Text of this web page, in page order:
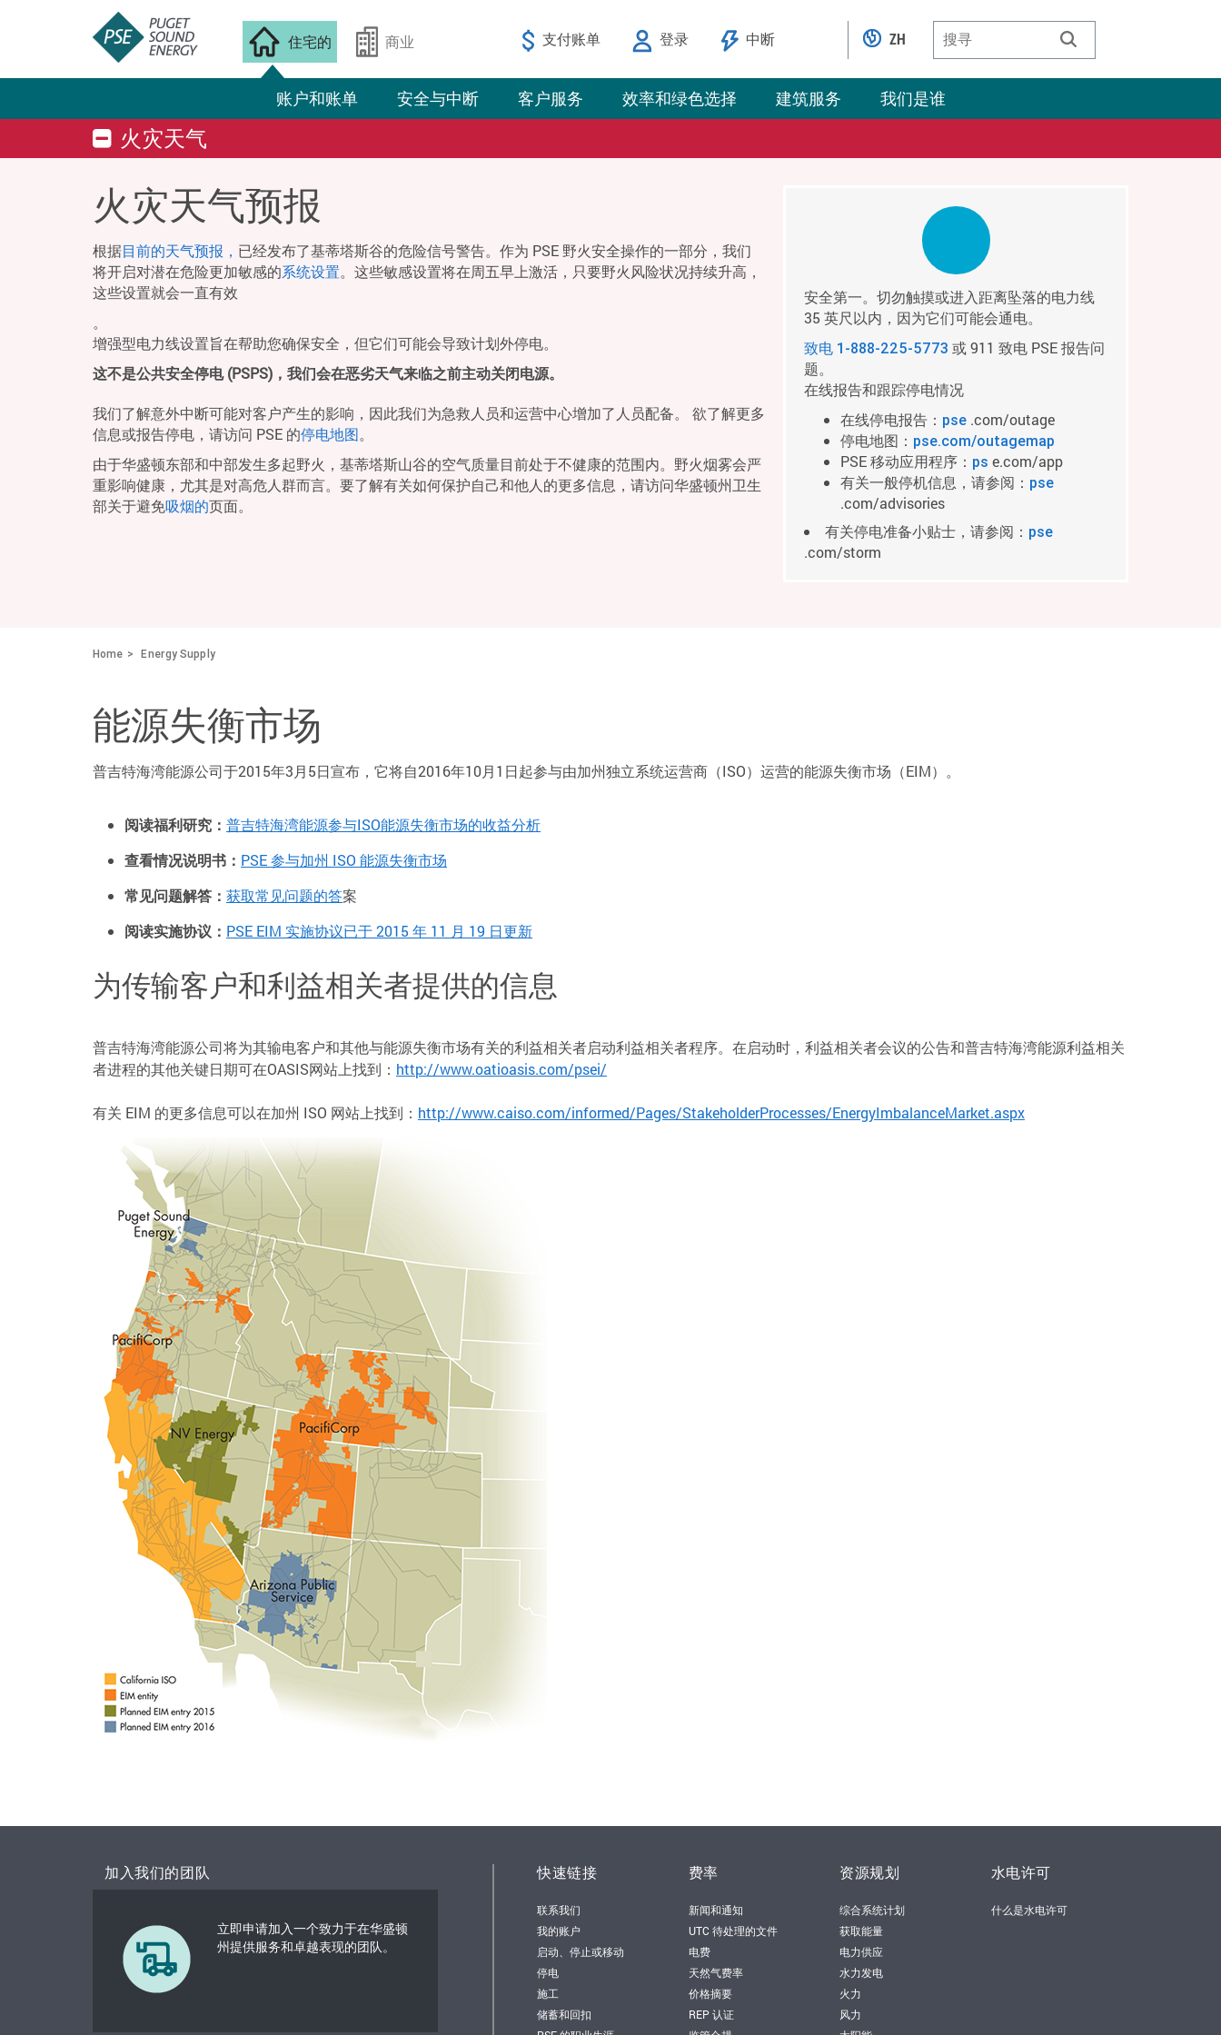
住宅的
账户和账单 安全与中断 客户服务 效率和绿色选择 建筑服务 我们是谁
商业 支付账单 登录 中断 ZH
火灾天气
火灾天气预报
根据目前的天气预报， 已经发布了基蒂塔斯谷的危险信号警告。作为 PSE 野火安全操作的一部分，我们
将开启对潜在危险更加敏感的系统设置。这些敏感设置将在周五早上激活，只要野火风险状况持续升高，
这些设置就会一直有效
。
增强型电力线设置旨在帮助您确保安全，但它们可能会导致计划外停电。
这不是公共安全停电 (PSPS)，我们会在恶劣天气来临之前主动关闭电源。
我们了解意外中断可能对客户产生的影响，因此我们为急救人员和运营中心增加了人员配备。 欲了解更多
信息或报告停电，请访问 PSE 的停电地图。
由于华盛顿东部和中部发生多起野火，基蒂塔斯山谷的空气质量目前处于不健康的范围内。野火烟雾会严
重影响健康，尤其是对高危人群而言。要了解有关如何保护自己和他人的更多信息，请访问华盛顿州卫生
部关于避免吸烟的页面。
安全第一。切勿触摸或进入距离坠落的电力线
35 英尺以内，因为它们可能会通电。
致电 1-888-225-5773 或 911 致电 PSE 报告问
题。
在线报告和跟踪停电情况
在线停电报告： pse .com/outage
停电地图： pse.com/outagemap
PSE 移动应用程序： ps e.com/app
有关一般停机信息，请参阅： pse
.com/advisories
有关停电准备小贴士，请参阅： pse
.com/storm
Home Energy Supply
能源失衡市场
普吉特海湾能源公司于2015年3月5日宣布，它将自2016年10月1日起参与由加州独立系统运营商（ISO）运营的能源失衡市场（EIM）。
阅读福利研究： 普吉特海湾能源参与ISO能源失衡市场的收益分析
查看情况说明书： PSE 参与加州 ISO 能源失衡市场
常见问题解答： 获取常见问题的答案
阅读实施协议： PSE EIM 实施协议已于 2015 年 11 月 19 日更新
为传输客户和利益相关者提供的信息
普吉特海湾能源公司将为其输电客户和其他与能源失衡市场有关的利益相关者启动利益相关者程序。在启动时，利益相关者会议的公告和普吉特海湾能源利益相关
者进程的其他关键日期可在OASIS网站上找到： http://www.oatioasis.com/psei/
有关 EIM 的更多信息可以在加州 ISO 网站上找到： http://www.caiso.com/informed/Pages/StakeholderProcesses/EnergyImbalanceMarket.aspx
加入我们的团队
立即申请加入一个致力于在华盛顿
州提供服务和卓越表现的团队。
快速链接
联系我们
我的账户
启动、停止或移动
停电
施工
储蓄和回扣
费率
新闻和通知
UTC 待处理的文件
电费
天然气费率
价格摘要
REP 认证
资源规划
综合系统计划
获取能量
电力供应
水力发电
火力
风力
水电许可
什么是水电许可